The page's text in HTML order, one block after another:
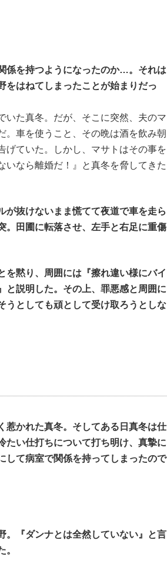
係を持つようになったのか…。それは
をはねてしまったことが始まりだっ
いた真冬。だが、そこに突然、夫のマ
。車を使うこと、その晩は酒を飲み朝
げていた。しかし、マサトはその事を
いなら離婚だ！』と真冬を脅してきた
が抜けないまま慌てて夜道で車を走ら
。田圃に転落させ、左手と右足に重傷
を黙り、周囲には『擦れ違い様にバイ
と説明した。その上、罪悪感と周囲に
うとしても頑として受け取ろうとしな
惹かれた真冬。そしてある日真冬は仕
たい仕打ちについて打ち明け、真摯に
して病室で関係を持ってしまったので
。『ダンナとは全然していない』と言
。